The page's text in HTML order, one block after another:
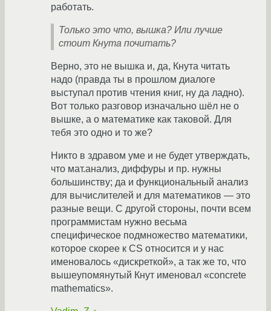
работать.
Только это что, вышка? Или лучше
стоит Кнута почитать?
Верно, это не вышка и, да, Кнута читать
надо (правда ты в прошлом диалоге
выступал против чтения книг, ну да ладно).
Вот только разговор изначально шёл не о
вышке, а о математике как таковой. Для
тебя это одно и то же?
Никто в здравом уме и не будет утверждать,
что мат.анализ, диффуры и пр. нужны
большинству; да и функциональный анализ
для вычислителей и для математиков — это
разные вещи. С другой стороны, почти всем
программистам нужно весьма
специфическое подмножество математики,
которое скорее к CS относится и у нас
именовалось «дискреткой», а так же то, что
вышеупомянутый Кнут именовал «concrete
mathematics».